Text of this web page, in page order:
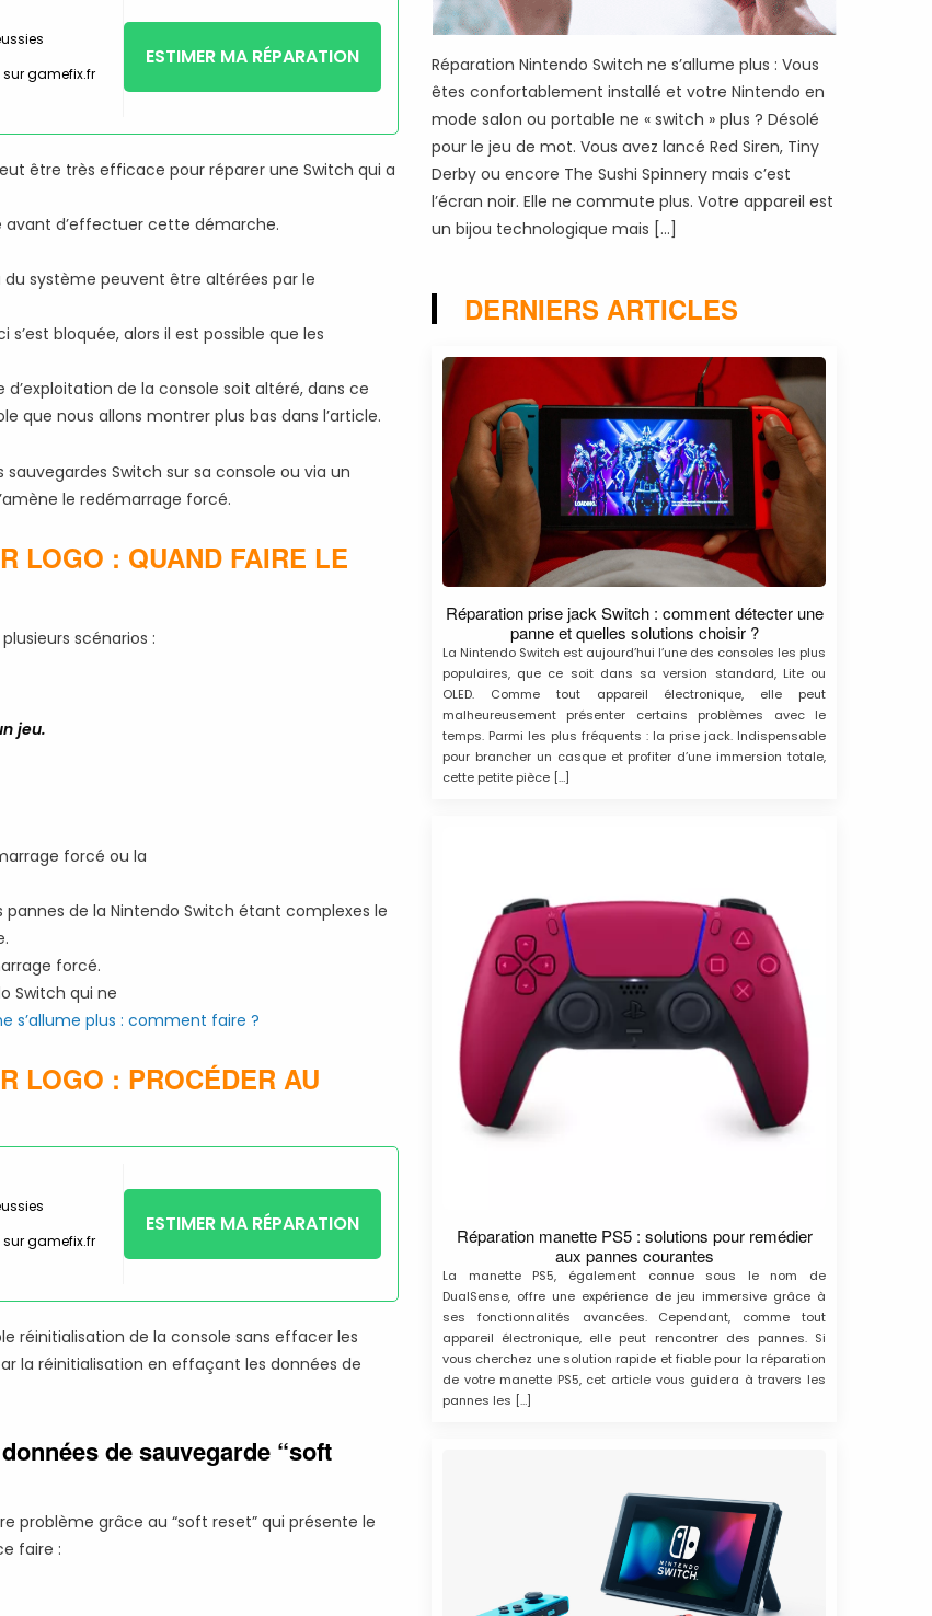
gamefix.fr
ESTIMER MA RÉPARATION
être très efficace pour réparer une Switch qui a
avant d’effectuer cette démarche.
du système peuvent être altérées par le
bloquée, alors il est possible que les
de la console soit altéré, dans ce
que nous allons montrer plus bas dans l’article.
Switch sur sa console ou via un
le redémarrage forcé.
LOGO : QUAND FAIRE LE
scénarios :
jeu.
forcé ou la
de la Nintendo Switch étant complexes le
forcé.
Switch qui ne
s’allume plus : comment faire ?
LOGO : PROCÉDER AU
gamefix.fr
ESTIMER MA RÉPARATION
réinitialisation de la console sans effacer les
la réinitialisation en effaçant les données de
de sauvegarde “soft
problème grâce au “soft reset” qui présente le
faire :
Réparation Nintendo Switch ne s’allume plus : Vous
êtes confortablement installé et votre Nintendo en
mode salon ou portable ne « switch » plus ? Désolé
pour le jeu de mot. Vous avez lancé Red Siren, Tiny
Derby ou encore The Sushi Spinnery mais c’est
l’écran noir. Elle ne commute plus. Votre appareil est
un bijou technologique mais […]
DERNIERS ARTICLES
Réparation prise jack Switch : comment détecter une
panne et quelles solutions choisir ?
La Nintendo Switch est aujourd’hui l’une des consoles les plus
populaires, que ce soit dans sa version standard, Lite ou
OLED. Comme tout appareil électronique, elle peut
malheureusement présenter certains problèmes avec le
temps. Parmi les plus fréquents : la prise jack. Indispensable
pour brancher un casque et profiter d’une immersion totale,
cette petite pièce […]
Réparation manette PS5 : solutions pour remédier
aux pannes courantes
La manette PS5, également connue sous le nom de
DualSense, offre une expérience de jeu immersive grâce à
ses fonctionnalités avancées. Cependant, comme tout
appareil électronique, elle peut rencontrer des pannes. Si
vous cherchez une solution rapide et fiable pour la réparation
de votre manette PS5, cet article vous guidera à travers les
pannes les […]